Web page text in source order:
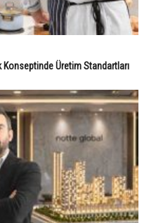
Üretim Standartları